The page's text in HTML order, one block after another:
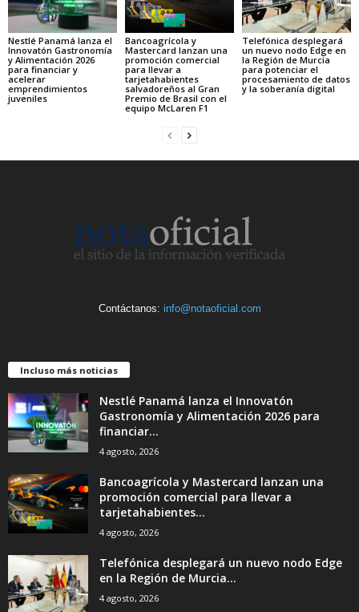
Nestlé Panamá lanza el
Innovatón Gastronomía
y Alimentación 2026
para financiar y
acelerar
emprendimientos
juveniles
Bancoagrícola y
Mastercard lanzan una
promoción comercial
para llevar a
tarjetahabientes
salvadoreños al Gran
Premio de Brasil con el
equipo McLaren F1
Telefónica desplegará
un nuevo nodo Edge en
la Región de Murcia
para potenciar el
procesamiento de datos
y la soberanía digital
Contáctanos: info@notaoficial.com
Incluso más noticias
Nestlé Panamá lanza el Innovatón
Gastronomía y Alimentación 2026 para
financiar...
4 agosto, 2026
Bancoagrícola y Mastercard lanzan una
promoción comercial para llevar a
tarjetahabientes...
4 agosto, 2026
Telefónica desplegará un nuevo nodo Edge
en la Región de Murcia...
4 agosto, 2026